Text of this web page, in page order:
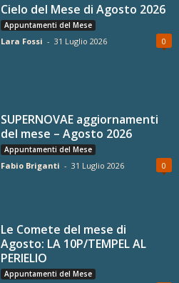
Cielo del Mese di Agosto 2026
Appuntamenti del Mese
Lara Fossi - 31 Luglio 2026 0
SUPERNOVAE aggiornamenti
del mese – Agosto 2026
Appuntamenti del Mese
Fabio Briganti - 31 Luglio 2026 0
Le Comete del mese di
Agosto: LA 10P/TEMPEL AL
PERIELIO
Appuntamenti del Mese